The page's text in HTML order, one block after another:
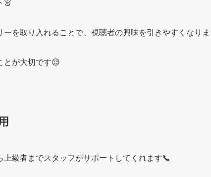
👗
ーを取り入れることで、視聴者の興味を引きやすくなりま
とが大切です😌
級者までスタッフがサポートしてくれます📞